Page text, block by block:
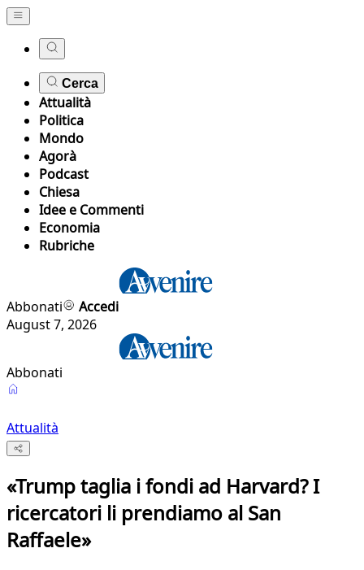
Cerca
Attualità
Politica
Mondo
Agorà
Podcast
Chiesa
Idee e Commenti
Economia
Rubriche
Abbonati
Accedi
August 7, 2026
Abbonati
Attualità
«Trump taglia i fondi ad Harvard? I
ricercatori li prendiamo al San
Raffaele»